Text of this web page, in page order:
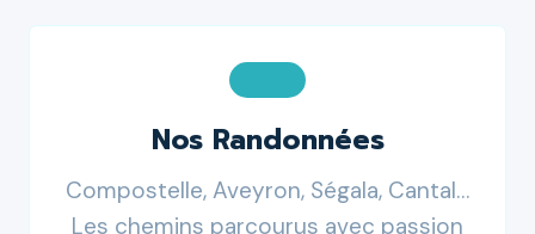
Nos Randonnées
Compostelle, Aveyron, Ségala, Cantal…
Les chemins parcourus avec passion